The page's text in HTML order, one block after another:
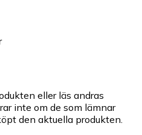
eller läs andras
inte om de som lämnar
den aktuella produkten.